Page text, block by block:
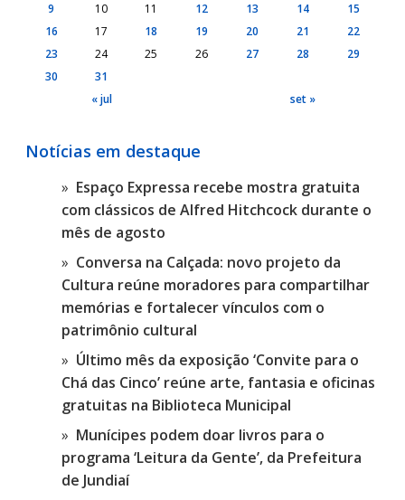
9
10 11 12 13 14
15
16
17 18 19 20 21
22
23
24 25 26 27 28
29
30
31
« jul
set »
Notícias em destaque
Espaço Expressa recebe mostra gratuita
com clássicos de Alfred Hitchcock durante o
mês de agosto
Conversa na Calçada: novo projeto da
Cultura reúne moradores para compartilhar
memórias e fortalecer vínculos com o
patrimônio cultural
Último mês da exposição ‘Convite para o
Chá das Cinco’ reúne arte, fantasia e oficinas
gratuitas na Biblioteca Municipal
Munícipes podem doar livros para o
programa ‘Leitura da Gente’, da Prefeitura
de Jundiaí